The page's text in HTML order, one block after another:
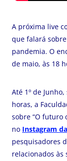
A próxima live
que falará
pandemia. O
de maio, às 18
Até 1º de
horas, a
sobre “O futuro
no Instagram
pesquisadores
relacionados às